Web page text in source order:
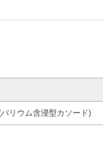
リウム含浸型カソード)